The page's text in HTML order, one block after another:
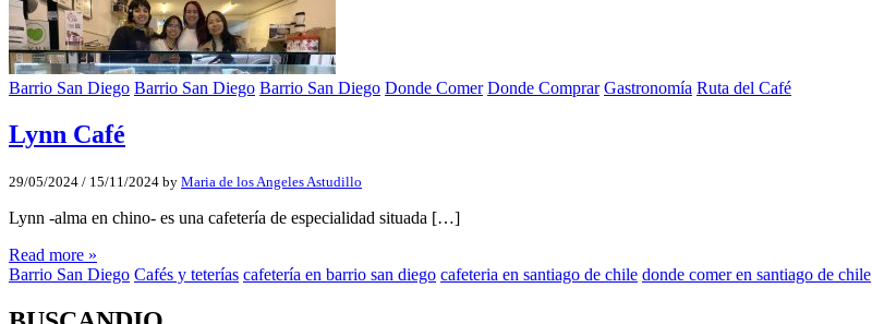
Barrio San Diego Barrio San Diego Barrio San Diego Donde Comer Donde Comprar Gastronomía Ruta del Café
Lynn Café
29/05/2024 / 15/11/2024 by Maria de los Angeles Astudillo
Lynn -alma en chino- es una cafetería de especialidad situada […]
Read more »
Barrio San Diego Cafés y teterías cafetería en barrio san diego cafeteria en santiago de chile donde comer en santiago de chile